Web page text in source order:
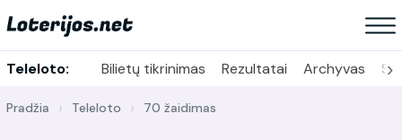
Teleloto: Bilietų tikrinimas Rezultatai Archyvas ›
Pradžia Teleloto 70 žaidimas